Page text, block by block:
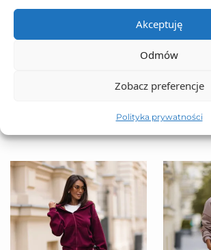
Akceptuję
Odmów
Zobacz preferencje
Polityka prywatności
TO SIĘ TERAZ